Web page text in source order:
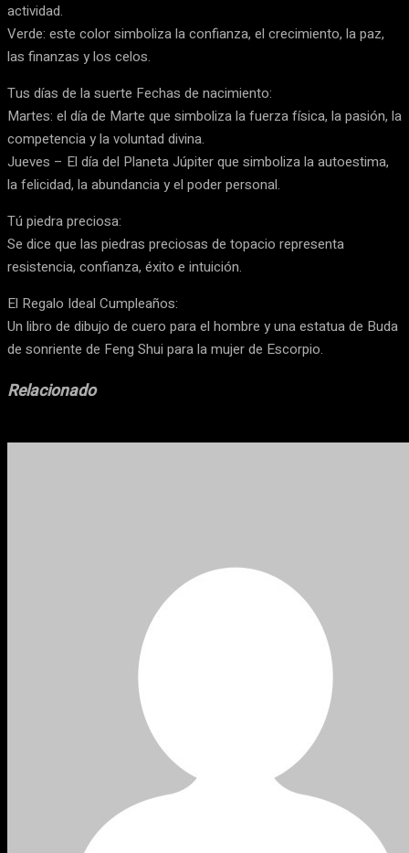
actividad.
Verde: este color simboliza la confianza, el crecimiento, la paz,
las finanzas y los celos.
Tus días de la suerte Fechas de nacimiento:
Martes: el día de Marte que simboliza la fuerza física, la pasión, la
competencia y la voluntad divina.
Jueves – El día del Planeta Júpiter que simboliza la autoestima,
la felicidad, la abundancia y el poder personal.
Tú piedra preciosa:
Se dice que las piedras preciosas de topacio representa
resistencia, confianza, éxito e intuición.
El Regalo Ideal Cumpleaños:
Un libro de dibujo de cuero para el hombre y una estatua de Buda
de sonriente de Feng Shui para la mujer de Escorpio.
Relacionado